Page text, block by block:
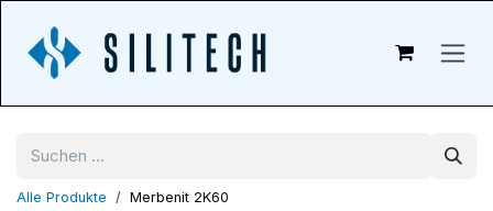
Alle Produkte Merbenit 2K60